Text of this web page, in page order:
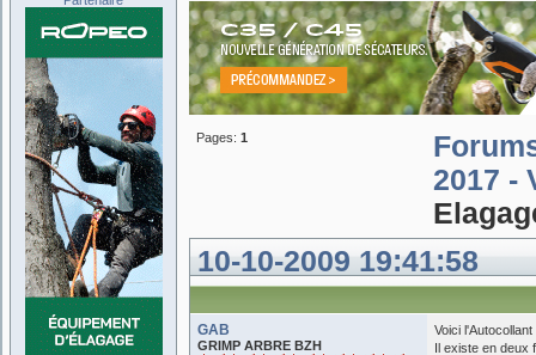
Pages: 1
2017 -
10-10-2009 19:41:58
GAB
GRIMP ARBRE BZH
Voici
Il existe en deux